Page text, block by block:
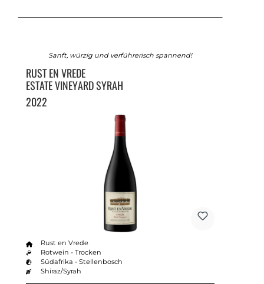
Sanft, würzig und verführerisch spannend!
RUST EN VREDE
ESTATE VINEYARD SYRAH
2022
Rust en Vrede
Rotwein - Trocken
Südafrika - Stellenbosch
Shiraz/Syrah